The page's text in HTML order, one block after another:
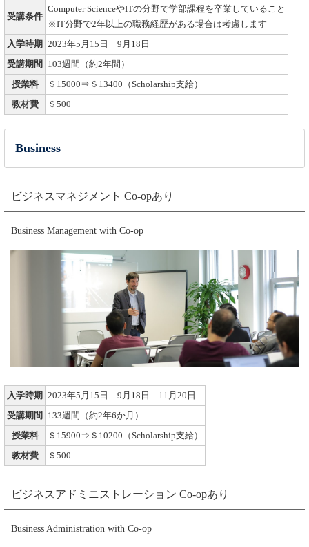
受講条件
Computer ScienceやITの分野で学部課程を卒業していること
※IT分野で2年以上の職務経歴がある場合は考慮します
入学時期 2023年5月15日 9月18日
受講期間 103週間（約2年間）
授業料 ＄15000⇒＄13400（Scholarship支給）
教材費 ＄500
Business
ビジネスマネジメント Co-opあり
Business Management with Co-op
入学時期 2023年5月15日 9月18日 11月20日
受講期間 133週間（約2年6か月）
授業料 ＄15900⇒＄10200（Scholarship支給）
教材費 ＄500
ビジネスアドミニストレーション Co-opあり
Business Administration with Co-op